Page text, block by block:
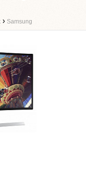
› Samsung